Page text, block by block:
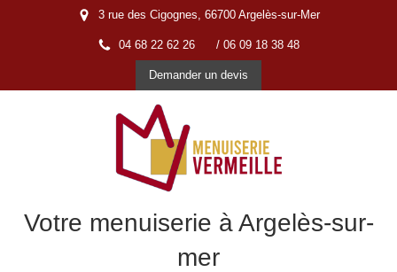
3 rue des Cigognes, 66700 Argelès-sur-Mer
04 68 22 62 26 / 06 09 18 38 48
Demander un devis
Votre menuiserie à Argelès-sur-
mer